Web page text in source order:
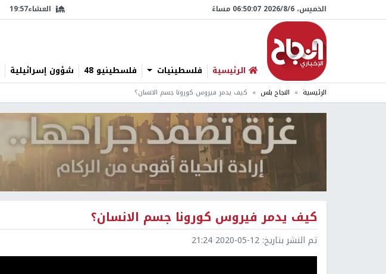
الخميس، 6/‏8/‏2026 06:50:07 مساءً العشاء19:57
الرئيسية فلسطينيات فلسطينيو 48 شؤون إسرائيلية
الرئيسية النجاح بلس كيف يدمر فيروس كورونا جسم الانسان؟
كيف يدمر فيروس كورونا جسم الانسان؟
تم النشر بتاريخ: 2020-05-12 21:24